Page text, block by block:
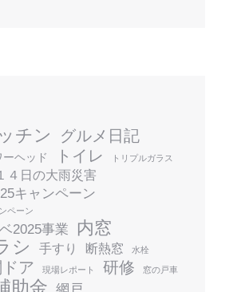
チン グルメ日記
ーヘッド トイレ トリプルガラス
４日の大雨災害
キャンペーン
ペーン
2025事業 内窓
シ 手すり 断熱窓 水栓
ア 現場レポート 研修 窓の戸車
助金